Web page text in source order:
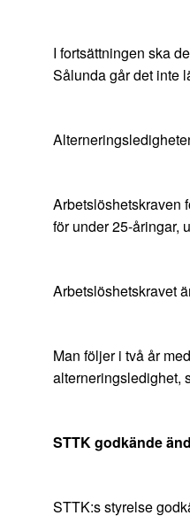
I fortsättningen ska
Sålunda går det inte
Arbetslöshetskraven
för under 25-åringar,
Arbetslöshetskravet
Man följer i två år
alterneringsledighet,
STTK godkände
STTK:s styrelse